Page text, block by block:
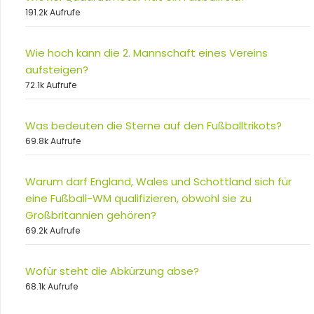
191.2k Aufrufe
Wie hoch kann die 2. Mannschaft eines Vereins
aufsteigen?
72.1k Aufrufe
Was bedeuten die Sterne auf den Fußballtrikots?
69.8k Aufrufe
Warum darf England, Wales und Schottland sich für
eine Fußball-WM qualifizieren, obwohl sie zu
Großbritannien gehören?
69.2k Aufrufe
Wofür steht die Abkürzung abse?
68.1k Aufrufe